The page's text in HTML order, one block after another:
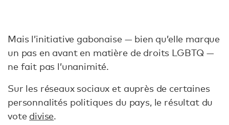
Mais l’initiative gabonaise — bien qu’elle marque
un pas en avant en matière de droits LGBTQ —
ne fait pas l’unanimité.
Sur les réseaux sociaux et auprès de certaines
personnalités politiques du pays, le résultat du
vote divise.